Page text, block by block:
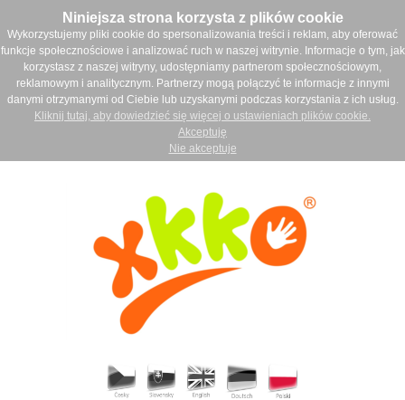
Niniejsza strona korzysta z plików cookie
Wykorzystujemy pliki cookie do spersonalizowania treści i reklam, aby oferować
funkcje społecznościowe i analizować ruch w naszej witrynie. Informacje o tym, jak
korzystasz z naszej witryny, udostępniamy partnerom społecznościowym,
reklamowym i analitycznym. Partnerzy mogą połączyć te informacje z innymi
danymi otrzymanymi od Ciebie lub uzyskanymi podczas korzystania z ich usług.
Kliknij tutaj, aby dowiedzieć się więcej o ustawieniach plików cookie.
Akceptuję
Nie akceptuje